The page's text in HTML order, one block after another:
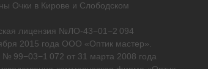
Очки в Кирове и Слободском
лицензия №ЛО-43−01−2 094
2015 года ООО «Оптик мастер».
№ 99−03−1 072 от 31 марта 2008 года